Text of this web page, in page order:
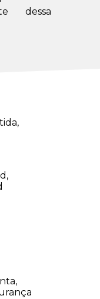
dessa